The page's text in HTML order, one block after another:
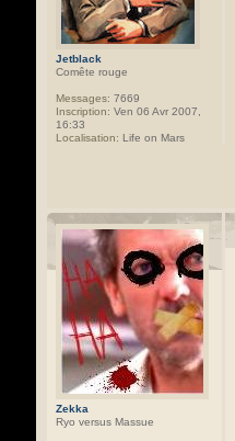
Jetblack
Comête rouge
Messages: 7669
Inscription: Ven 06 Avr 2007,
16:33
Localisation: Life on Mars
Zekka
Ryo versus Massue